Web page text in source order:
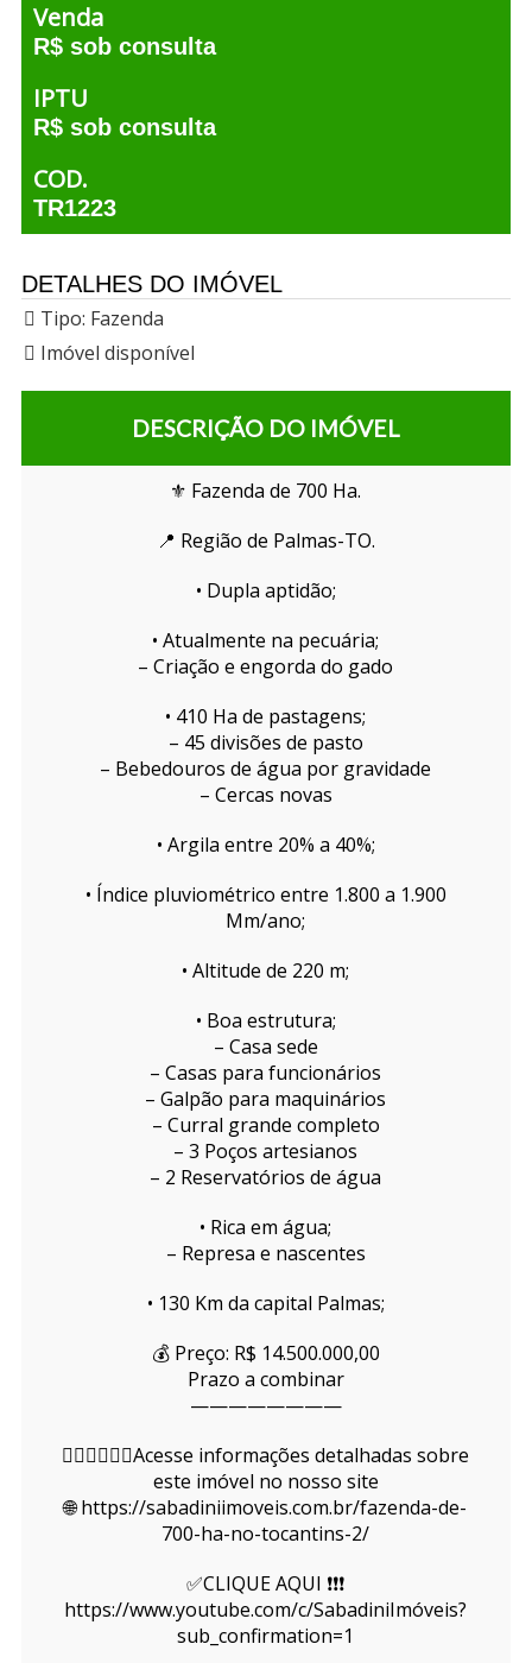
Venda
R$ sob consulta
IPTU
R$ sob consulta
COD.
TR1223
DETALHES DO IMÓVEL
Tipo: Fazenda
Imóvel disponível
DESCRIÇÃO DO IMÓVEL
⚜️ Fazenda de 700 Ha.
📍 Região de Palmas-TO.
• Dupla aptidão;
• Atualmente na pecuária;
– Criação e engorda do gado
• 410 Ha de pastagens;
– 45 divisões de pasto
– Bebedouros de água por gravidade
– Cercas novas
• Argila entre 20% a 40%;
• Índice pluviométrico entre 1.800 a 1.900
Mm/ano;
• Altitude de 220 m;
• Boa estrutura;
– Casa sede
– Casas para funcionários
– Galpão para maquinários
– Curral grande completo
– 3 Poços artesianos
– 2 Reservatórios de água
• Rica em água;
– Represa e nascentes
• 130 Km da capital Palmas;
💰 Preço: R$ 14.500.000,00
Prazo a combinar
————————
👇🏻👇🏻👇🏻Acesse informações detalhadas sobre
este imóvel no nosso site
🌐 https://sabadiniimoveis.com.br/fazenda-de-
700-ha-no-tocantins-2/
✅CLIQUE AQUI ❗❗❗
https://www.youtube.com/c/SabadiniImóveis?
sub_confirmation=1